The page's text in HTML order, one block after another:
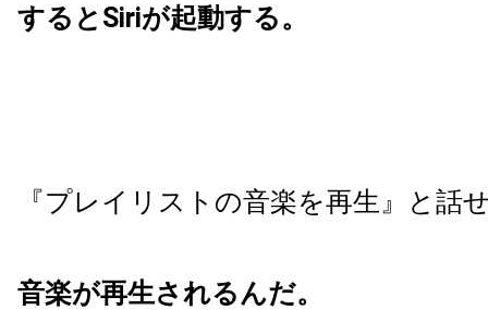
すると Siriが起動する。
『プレイリストの音楽を再生』と話
音楽が再生されるんだ。